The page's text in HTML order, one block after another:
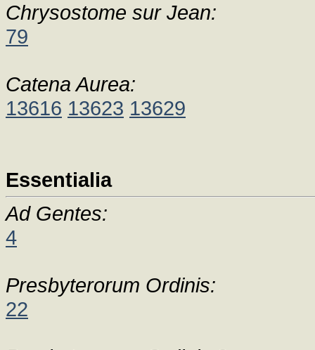
Chrysostome sur Jean:
79
Catena Aurea:
13616 13623 13629
Essentialia
Ad Gentes:
4
Presbyterorum Ordinis:
22